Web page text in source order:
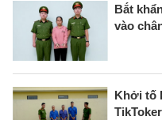
Bắt
vào
Khởi tố